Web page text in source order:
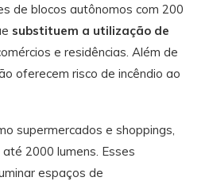
de blocos autônomos com 200
substituem a utilização de
e residências. Além de
oferecem risco de incêndio ao
supermercados e shoppings,
2000 lumens. Esses
espaços de